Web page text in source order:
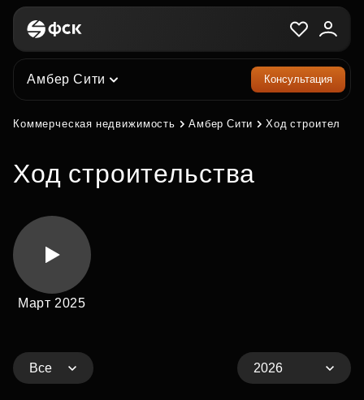
Амбер Сити Консультация
Коммерческая недвижимость Амбер Сити Ход
Ход строительства
Март 2025
Все 2026